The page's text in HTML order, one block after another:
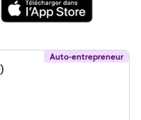
Auto-entrepreneur